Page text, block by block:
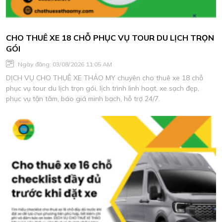
CHO THUÊ XE 18 CHỖ PHỤC VỤ TOUR DU LỊCH TRỌN
GÓI
Ngày đăng: 03/08/2026 11:05 AM
DỊCH VỤ CHO THUÊ XE THẢO MY chuyên cho thuê xe 18 chỗ
phục vụ tour du lịch trọn gói, lịch trình linh hoạt, xe sạch đẹp,
phục vụ tận tâm, báo giá minh bạch, hỗ trợ 24/7.